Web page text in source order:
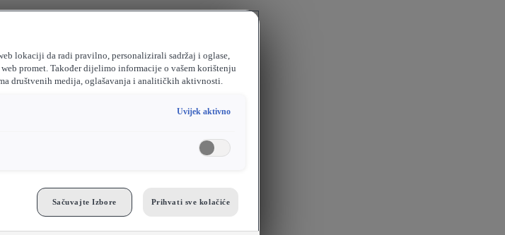
lokaciji da radi pravilno, personalizirali sadržaj i oglase,
promet. Također dijelimo informacije o vašem korištenju
društvenih medija, oglašavanja i analitičkih aktivnosti.
Uvijek aktivno
Sačuvajte Izbore Prihvati sve kolačiće